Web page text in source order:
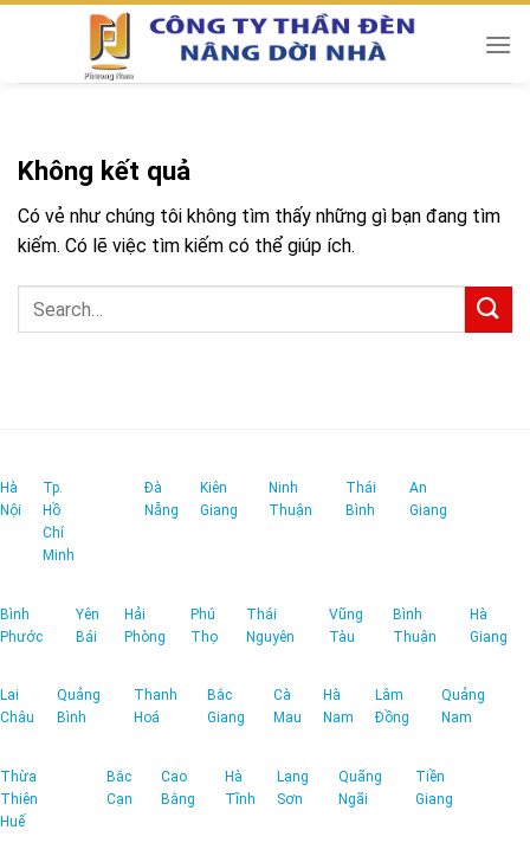
Chuyển
Không kết quả
Có vẻ như chúng tôi không tìm thấy những gì bạn đang tìm
kiếm. Có lẽ việc tìm kiếm có thể giúp ích.
Hà
Nội
Tp.
Hồ
Chí
Minh
Đà
Nẵng
Kiên
Giang
Ninh
Thuận
Thái
Bình
An
Giang
Bình
Phước
Yên
Bái
Hải
Phòng
Phú
Thọ
Thái
Nguyên
Vũng
Tàu
Bình
Thuận
Hà
Giang
Lai
Châu
Quảng
Bình
Thanh
Hoá
Bắc
Giang
Cà
Mau
Hà
Nam
Lâm
Đồng
Quảng
Nam
Thừa
Thiên
Huế
Bắc
Cạn
Cao
Bằng
Hà
Tĩnh
Lạng
Sơn
Quãng
Ngãi
Tiền
Giang